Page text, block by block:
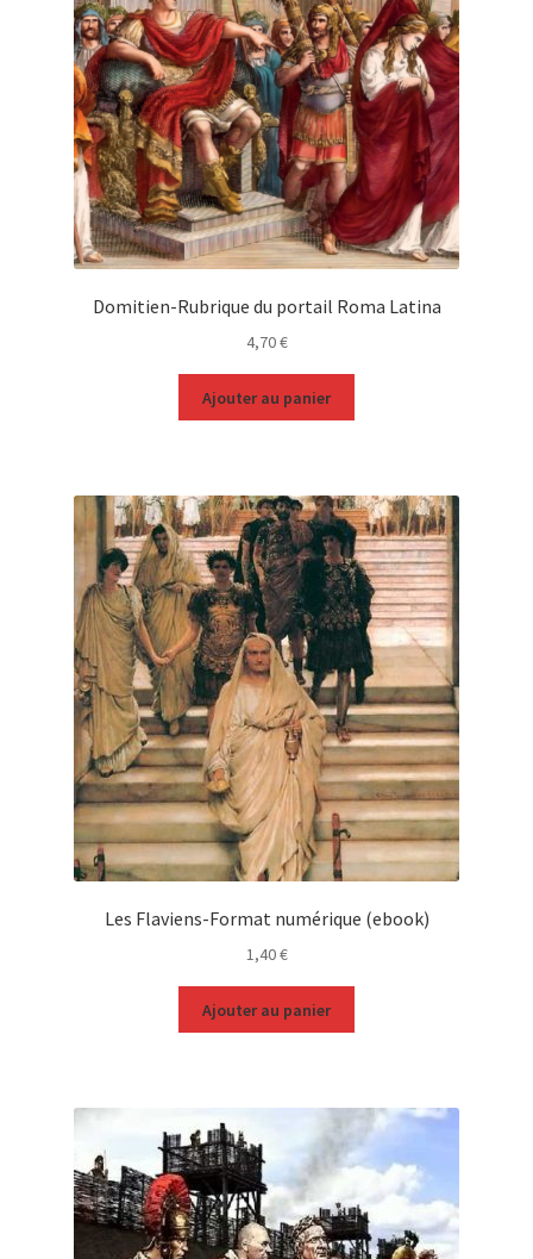
Domitien-Rubrique du portail Roma Latina
4,70€
Ajouter au panier
Les Flaviens-Format numérique (ebook)
1,40€
Ajouter au panier